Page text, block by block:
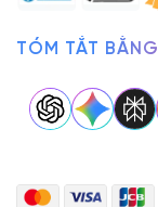
TÓM TẮT BẰNG